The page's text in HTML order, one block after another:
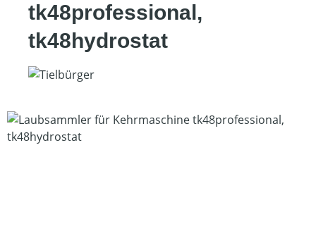
tk48professional,
tk48hydrostat
Bildergalerie überspringen